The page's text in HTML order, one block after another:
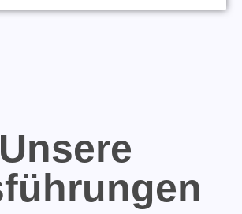
Unsere